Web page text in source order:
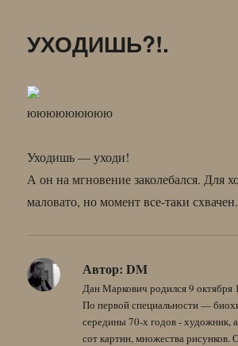
УХОДИШЬ?!.
ююююююююю
Уходишь — уходи!
А он на мгновение заколебался. Для
маловато, но момент все-таки схвачен.
Автор: DM
Дан Маркович родился 9 октября
По первой специальности —
середины 70-х годов - художник,
сот картин, множества рисунков.